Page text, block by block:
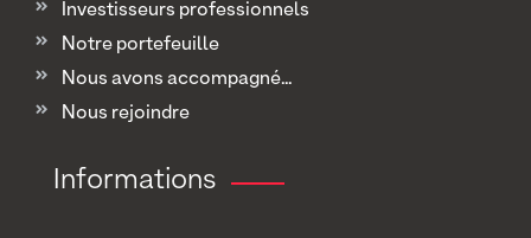
Investisseurs professionnels
Notre portefeuille
Nous avons accompagné...
Nous rejoindre
Informations